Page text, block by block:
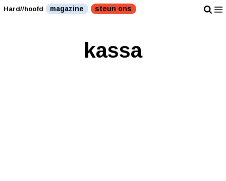
Hard//hoofd magazine steun ons
kassa